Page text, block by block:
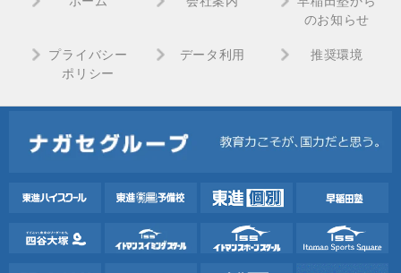
のお知らせ
プライバシー
ポリシー
データ利用 推奨環境